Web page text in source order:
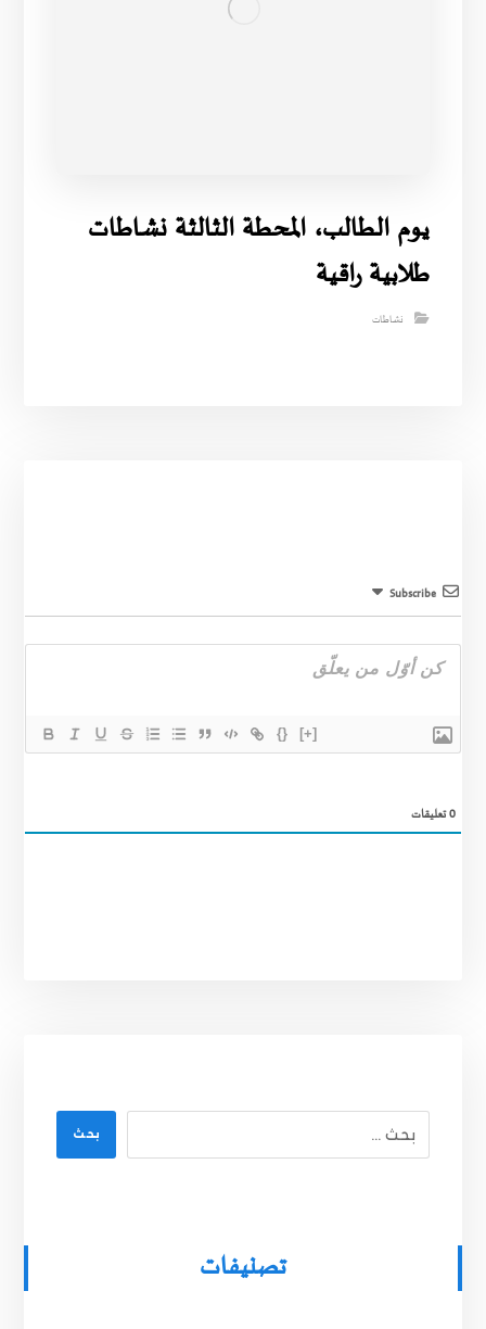
يوم الطالب، المحطة الثالثة نشاطات
طلابية راقية
نشاطات
Subscribe
{} [+]
0تعليقات
بحث
تصنيفات